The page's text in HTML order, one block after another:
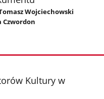
Wojciechowski
Czwordon
Kultury w